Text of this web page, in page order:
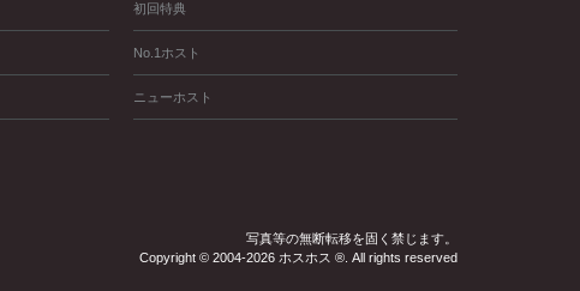
初回特典
No.1ホスト
ニューホスト
写真等の無断転移を固く禁じます。
Copyright © 2004-2026 ホスホス ®. All rights reserved